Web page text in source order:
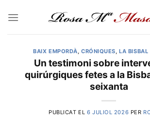
BAIX EMPORDÀ,CRÓNIQUES,LA BISBAL
Un testimoni sobre
quirúrgiques fetes a la
seixanta
PUBLICAT EL 6 JULIOL 2026 PER